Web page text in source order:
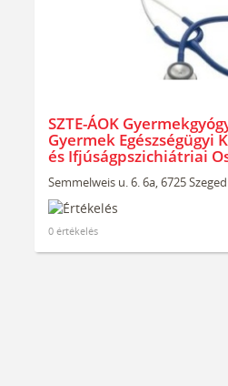
SZTE-ÁOK
Gyermek Egészségügyi
és Ifjúságpszichiátriai
Semmelweis u. 6. 6a, 6725 Szeged
0 értékelés